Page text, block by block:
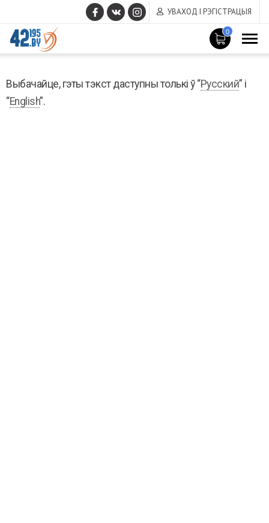
УВАХОД І РЭГІСТРАЦЫЯ
0
MAIN
CONTENT
19, 2017
Выбачайце, гэты тэкст даступны толькі ў “Русский” i
“English”.